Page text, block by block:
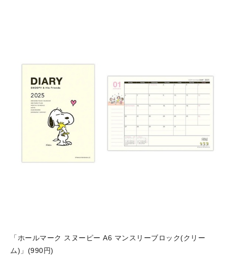
「ホールマーク スヌーピー A6 マンスリーブロック(クリー
ム)」(990円)